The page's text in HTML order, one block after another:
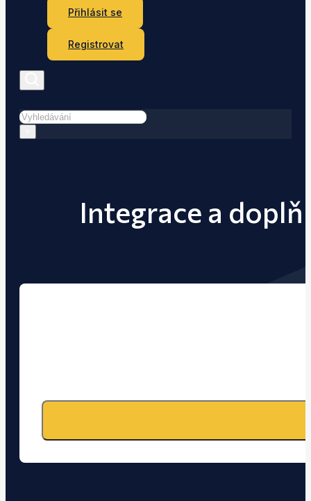
Přihlásit se
Registrovat
Hledat
Integrace a